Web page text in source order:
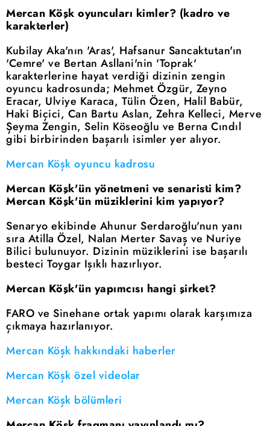
Mercan Köşk oyuncuları kimler? (kadro ve
karakterler)
Kubilay Aka'nın 'Aras', Hafsanur Sancaktutan'ın
'Cemre' ve Bertan Asllani'nin 'Toprak'
karakterlerine hayat verdiği dizinin zengin
oyuncu kadrosunda; Mehmet Özgür, Zeyno
Eracar, Ulviye Karaca, Tülin Özen, Halil Babür,
Haki Biçici, Can Bartu Aslan, Zehra Kelleci, Merve
Şeyma Zengin, Selin Köseoğlu ve Berna Cındıl
gibi birbirinden başarılı isimler yer alıyor.
Mercan Köşk oyuncu kadrosu
Mercan Köşk'ün yönetmeni ve senaristi kim?
Mercan Köşk'ün müziklerini kim yapıyor?
Senaryo ekibinde Ahunur Serdaroğlu'nun yanı
sıra Atilla Özel, Nalan Merter Savaş ve Nuriye
Bilici bulunuyor. Dizinin müziklerini ise başarılı
besteci Toygar Işıklı hazırlıyor.
Mercan Köşk'ün yapımcısı hangi şirket?
FARO ve Sinehane ortak yapımı olarak karşımıza
çıkmaya hazırlanıyor.
Mercan Köşk hakkındaki haberler
Mercan Köşk özel videolar
Mercan Köşk bölümleri